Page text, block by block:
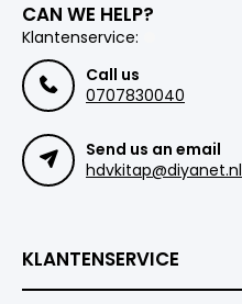
CAN WE HELP?
Klantenservice:
Call us
0707830040
Send us an email
hdvkitap@diyanet.nl
KLANTENSERVICE